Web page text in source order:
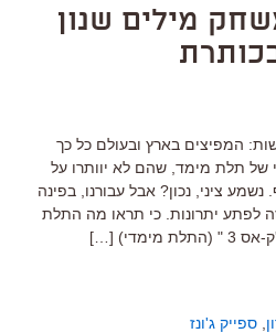
מילים שנון
המפיצים בארץ ובעולם כל כך
של תלת מימד, שהם לא יוותרו על
ציני, נכון? אבל עבורנו, בפינה
לפתע יתרונות. כי תראו מה התלת
[…]
ספייק ג'ונז